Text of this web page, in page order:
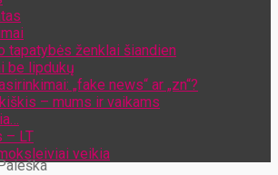
tapatybės ženklai šiandien
be lipdukų
„fake news“ ar „zn“?
– mums ir vaikams
– LT
veikia